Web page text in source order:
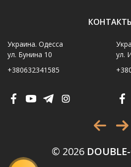
Украина. Одесса
ул. Бунина 10
+380632341585
ул.
© 2026
Код, изображенный на картинке